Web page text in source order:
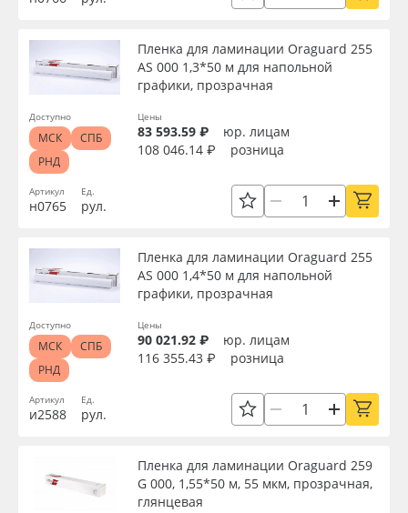
Артикул
н0765
Пленка для ламинации Oraguard 255
AS 000 1,3*50 м для напольной
графики, прозрачная
Ед.
рул.
Цены
83 593.59 ₽
юр. лицам
108 046.14 ₽
розница
Доступно
МСК
СПБ
РНД
Артикул
и2588
Пленка для ламинации Oraguard 255
AS 000 1,4*50 м для напольной
графики, прозрачная
Ед.
рул.
Цены
90 021.92 ₽
юр. лицам
116 355.43 ₽
розница
Доступно
МСК
СПБ
РНД
Пленка для ламинации Oraguard 259
G 000, 1,55*50 м, 55 мкм, прозрачная,
глянцевая